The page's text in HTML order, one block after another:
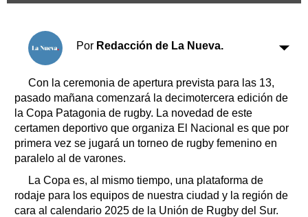
Es viral
El tiempo
Cartón Lleno
Fúnebres
Clasificados
Horóscopo
Servicios
Farmacias
Transportes
Por Redacción de La Nueva.
Con la ceremonia de apertura prevista para las 13,
pasado mañana comenzará la decimotercera edición de
la Copa Patagonia de rugby. La novedad de este
certamen deportivo que organiza El Nacional es que por
primera vez se jugará un torneo de rugby femenino en
paralelo al de varones.
La Copa es, al mismo tiempo, una plataforma de
rodaje para los equipos de nuestra ciudad y la región de
cara al calendario 2025 de la Unión de Rugby del Sur.